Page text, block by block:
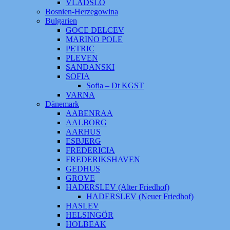
VLADSLO
Bosnien-Herzegowina
Bulgarien
GOCE DELCEV
MARINO POLE
PETRIC
PLEVEN
SANDANSKI
SOFIA
Sofia – Dt KGST
VARNA
Dänemark
AABENRAA
AALBORG
AARHUS
ESBJERG
FREDERICIA
FREDERIKSHAVEN
GEDHUS
GROVE
HADERSLEV (Alter Friedhof)
HADERSLEV (Neuer Friedhof)
HASLEV
HELSINGÖR
HOLBEAK